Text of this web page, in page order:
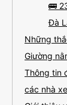
🚌
Đà
Những
Giường
Thông tin
các nhà xe